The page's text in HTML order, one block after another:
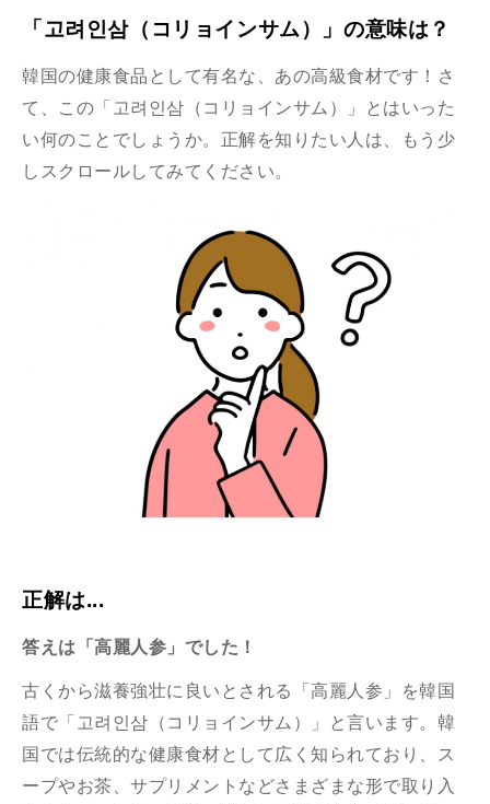
「고려인삼（コリョインサム）」の意味は？
韓国の健康食品として有名な、あの高級食材です！さ
て、この「고려인삼（コリョインサム）」とはいった
い何のことでしょうか。正解を知りたい人は、もう少
しスクロールしてみてください。
正解は...
答えは「高麗人参 」でした！
古くから滋養強壮に良いとされる「高麗人参」を韓国
語で「고려인삼（コリョインサム）」と言います。韓
国では伝統的な健康食材として広く知られており、ス
ープやお茶、サプリメントなどさまざまな形で取り入